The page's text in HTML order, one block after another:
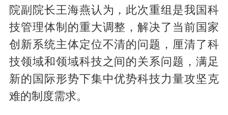
院副院长王海燕认为，此次重组是我国科
技管理体制的重大调整，解决了当前国家
创新系统主体定位不清的问题，厘清了科
技领域和领域科技之间的关系问题，满足
新的国际形势下集中优势科技力量攻坚克
难的制度需求。